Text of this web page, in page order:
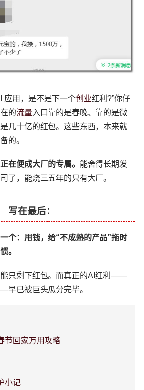
应用，是不是下一个创业红利?”你仔
的流量入口靠的是春晚、靠的是微
几十亿的红包。这些东西，本来就
的。
在便成大厂的专属。 能舍得长期发
了，能烧三五年的只有大厂。
写在最后：
个：用钱，给“不成熟的产品”拖时
。
能只剩下红包。而真正的AI红利——
已被巨头瓜分完毕。
节回家万用攻略
小记